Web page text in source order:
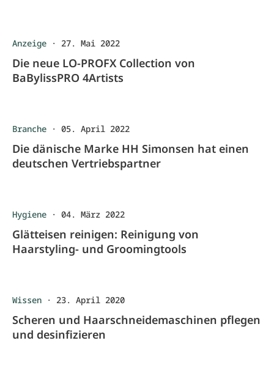
Anzeige · 27. Mai 2022
Die neue LO-PROFX Collection von
BaBylissPRO 4Artists
Branche · 05. April 2022
Die dänische Marke HH Simonsen hat einen
deutschen Vertriebspartner
Hygiene · 04. März 2022
Glätteisen reinigen: Reinigung von
Haarstyling- und Groomingtools
Wissen · 23. April 2020
Scheren und Haarschneidemaschinen pflegen
und desinfizieren